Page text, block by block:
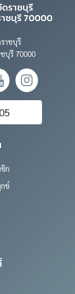
ราชบุรี
าชบุรี 70000
าชบุรี
บุรี 70000
ก
ข์